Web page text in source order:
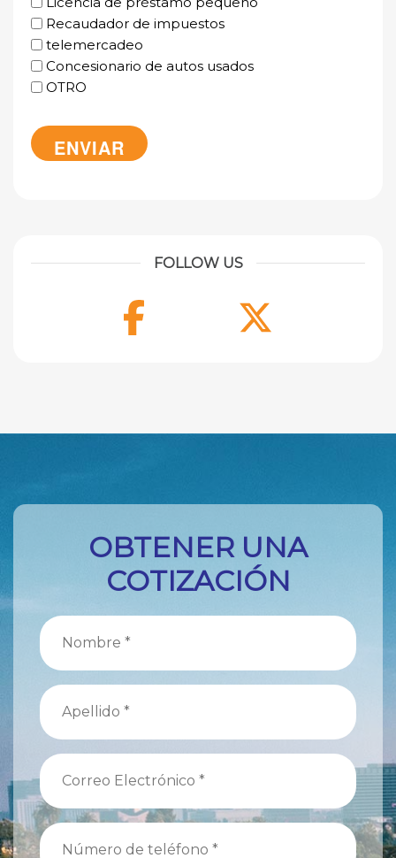
Recaudador de impuestos
telemercadeo
Concesionario de autos usados
OTRO
FOLLOW US
Facebook
OBTENER UNA
COTIZACIÓN
Nombre
(Obligatorio)
Apellido
(Obligatorio)
Correo
Electrónico
(Obligatorio)
Número